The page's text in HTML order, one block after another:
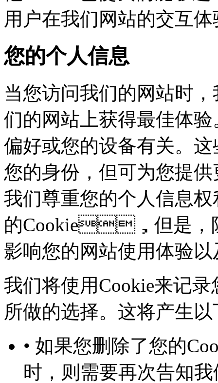
用户在我们网站的交互体
您的个人信息
当您访问我们的网站时
们的网站上获得最佳体验
偏好或您的设备有关。
您的身份，但可为您
我们尊重您的个人信息权
的Cookie，但是
影响您的网站使用体验
我们将使用Cookie来记
所做的选择。这将产生以
• 如果您删除了您的
时，则需要再次告知